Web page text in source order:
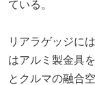
ている。
リアラゲッジに
はアルミ製金具
とクルマの融合